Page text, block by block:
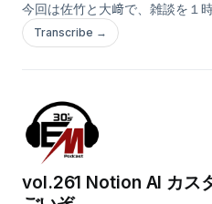
今回は佐竹と大﨑で、雑談を１
Transcribe →
vol.261 Notion AI カス